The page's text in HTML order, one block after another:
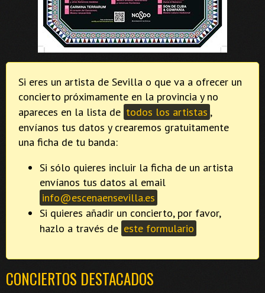
Si eres un artista de Sevilla o que va a ofrecer un
concierto próximamente en la provincia y no
apareces en la lista de todos los artistas ,
envíanos tus datos y crearemos gratuitamente
una ficha de tu banda:
Si sólo quieres incluir la ficha de un artista
envíanos tus datos al email
info@escenaensevilla.es
Si quieres añadir un concierto, por favor,
hazlo a través de este formulario
CONCIERTOS DESTACADOS